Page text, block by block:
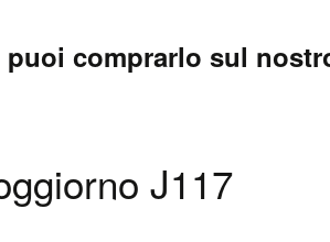
comprarlo sul
J117